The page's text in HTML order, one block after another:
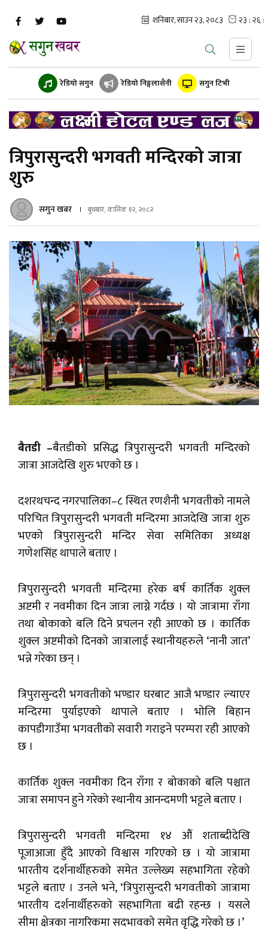
रेडियो सगुन रेडियो निङ्गलाशैनी सगुन टिभी
त्रिपुरासुन्दरी भगवती मन्दिरको जात्रा
शुरु
सगुन खबर बुधबार, कात्तिक १२, २०८२
बैतडी –बैतडीको प्रसिद्ध त्रिपुरासुन्दरी भगवती मन्दिरको
जात्रा आजदेखि शुरु भएको छ ।
दशरथचन्द नगरपालिका–८ स्थित रणशैनी भगवतीको नामले
परिचित त्रिपुरासुन्दरी भगवती मन्दिरमा आजदेखि जात्रा शुरु
भएको त्रिपुरासुन्दरी मन्दिर सेवा समितिका अध्यक्ष
गणेशसिंह थापाले बताए ।
त्रिपुरासुन्दरी भगवती मन्दिरमा हरेक बर्ष कार्तिक शुक्ल
अष्टमी र नवमीका दिन जात्रा लाग्ने गर्दछ । यो जात्रामा राँगा
तथा बोकाको बलि दिने प्रचलन रही आएको छ । कार्तिक
शुक्ल अष्टमीको दिनको जात्रालाई स्थानीयहरुले ‘नानी जात’
भन्ने गरेका छन् ।
त्रिपुरासुन्दरी भगवतीको भण्डार घरबाट आजै भण्डार ल्याएर
मन्दिरमा पुर्याइएको थापाले बताए । भोलि बिहान
कापडीगाउँमा भगवतीको सवारी गराइने परम्परा रही आएको
छ ।
कार्तिक शुक्ल नवमीका दिन राँगा र बोकाको बलि पश्चात
जात्रा समापन हुने गरेको स्थानीय आनन्दमणी भट्टले बताए ।
त्रिपुरासुन्दरी भगवती मन्दिरमा १४ औं शताब्दीदेखि
पूजाआजा हुँदै आएको विश्वास गरिएको छ । यो जात्रामा
भारतीय दर्शनार्थीहरुको समेत उल्लेख्य सहभागिता रहेको
भट्टले बताए । उनले भने, ‘त्रिपुरासुन्दरी भगवतीको जात्रामा
भारतीय दर्शनार्थीहरुको सहभागिता बढी रहन्छ । यसले
सीमा क्षेत्रका नागरिकमा सदभावको समेत वृद्धि गरेको छ ।’